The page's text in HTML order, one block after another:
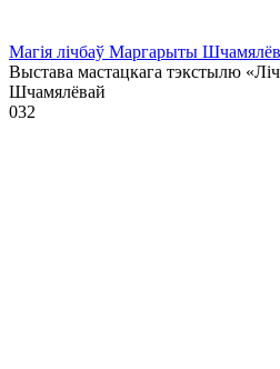
Магія лічбаў Маргарыты
Выстава мастацкага тэкстылю
Шчамялёвай
032